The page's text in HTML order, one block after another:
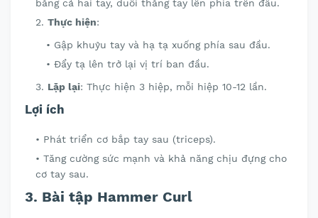
bằng cả hai tay, duỗi thẳng tay lên phía trên đầu.
Thực hiện:
Gập khuỷu tay và hạ tạ xuống phía sau đầu.
Đẩy tạ lên trở lại vị trí ban đầu.
Lặp lại: Thực hiện 3 hiệp, mỗi hiệp 10-12 lần.
Lợi ích
Phát triển cơ bắp tay sau (triceps).
Tăng cường sức mạnh và khả năng chịu đựng cho
cơ tay sau.
3. Bài tập Hammer Curl